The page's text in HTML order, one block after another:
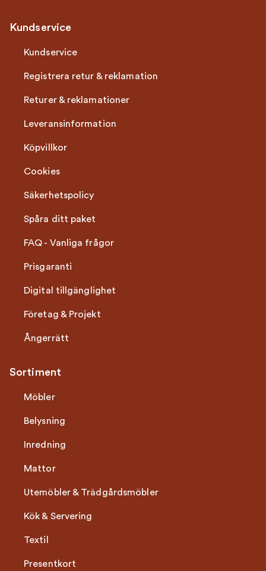
Kundservice
Kundservice
Registrera retur & reklamation
Returer & reklamationer
Leveransinformation
Köpvillkor
Cookies
Säkerhetspolicy
Spåra ditt paket
FAQ - Vanliga frågor
Prisgaranti
Digital tillgänglighet
Företag & Projekt
Ångerrätt
Sortiment
Möbler
Belysning
Inredning
Mattor
Utemöbler & Trädgårdsmöbler
Kök & Servering
Textil
Presentkort